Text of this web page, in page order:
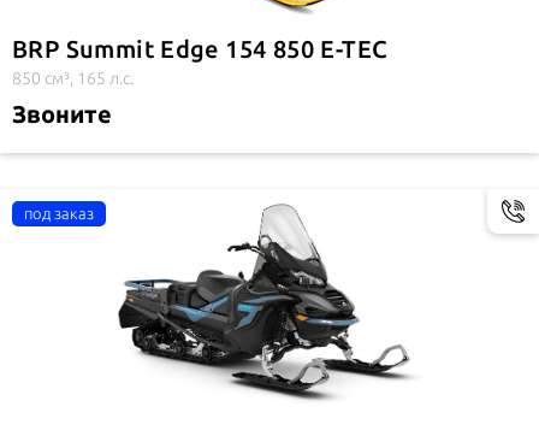
BRP Summit Edge 154 850 E-TEC
850 см³, 165 л.с.
Звоните